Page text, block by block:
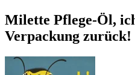
Milette Pflege-Öl,
Verpackung zurück!